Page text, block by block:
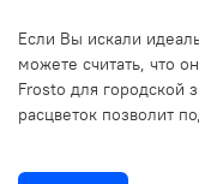
Если Вы искали
можете считать, что
Frosto для городской
расцветок позволит